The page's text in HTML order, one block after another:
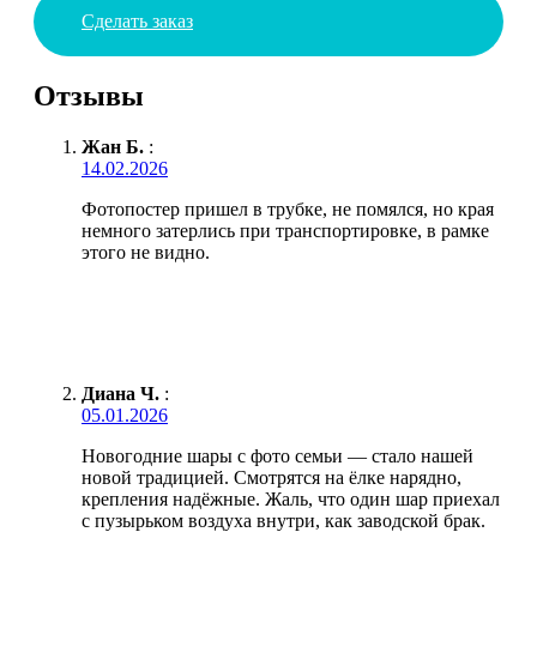
Сделать заказ
Отзывы
Жан Б. :
14.02.2026
Фотопостер пришел в трубке, не помялся, но края
немного затерлись при транспортировке, в рамке
этого не видно.
Диана Ч. :
05.01.2026
Новогодние шары с фото семьи — стало нашей
новой традицией. Смотрятся на ёлке нарядно,
крепления надёжные. Жаль, что один шар приехал
с пузырьком воздуха внутри, как заводской брак.